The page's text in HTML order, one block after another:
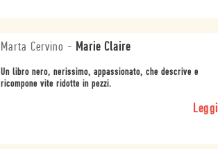
Marta Cervino - Marie Claire
Un libro nero, nerissimo, appassionato, che descrive e
ricompone vite ridotte in pezzi.
Leggi